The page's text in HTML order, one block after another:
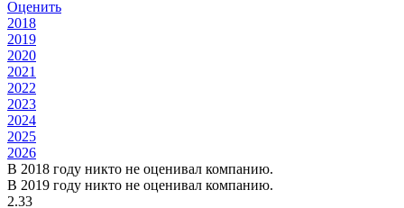
Оценить
2018
2019
2020
2021
2022
2023
2024
2025
2026
В 2018 году никто не оценивал компанию.
В 2019 году никто не оценивал компанию.
2.33